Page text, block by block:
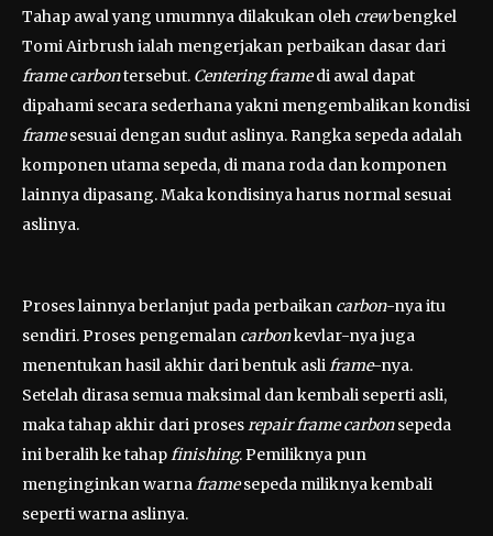
Tahap awal yang umumnya dilakukan oleh crewbengkel
Tomi Airbrush ialah mengerjakan perbaikan dasar dari
frame carbontersebut. Centering framedi awal dapat
dipahami secara sederhana yakni mengembalikan kondisi
framesesuai dengan sudut aslinya. Rangka sepeda adalah
komponen utama sepeda, di mana roda dan komponen
lainnya dipasang. Maka kondisinya harus normal sesuai
aslinya.
Proses lainnya berlanjut pada perbaikan carbon-nya itu
sendiri. Proses pengemalan carbonkevlar-nya juga
menentukan hasil akhir dari bentuk asliframe-nya.
Setelah dirasa semua maksimal dan kembali seperti asli,
maka tahap akhir dari prosesrepair frame carbonsepeda
ini beralih ke tahapfinishing. Pemiliknya pun
menginginkan warnaframesepeda miliknya kembali
seperti warna aslinya.